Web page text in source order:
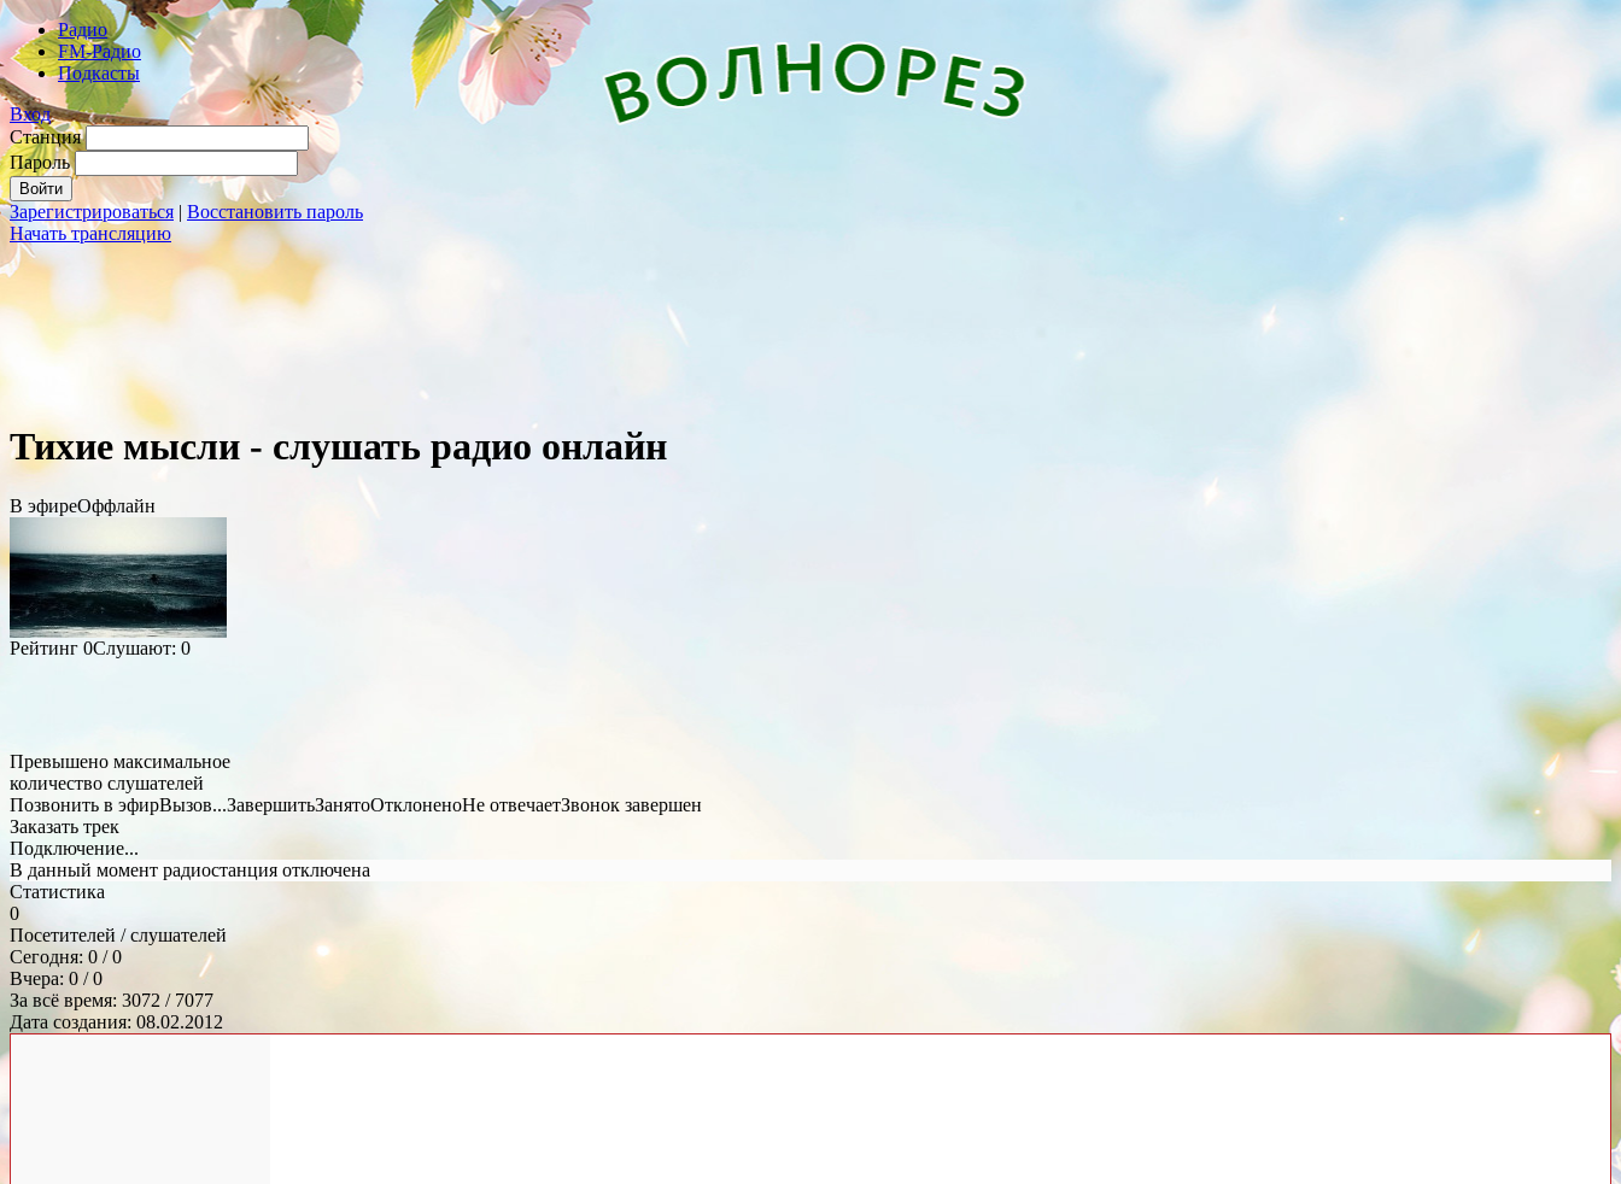
Радио
FM-Радио
Подкасты
Вход
Станция
Пароль
Зарегистрироваться | Восстановить пароль
Начать трансляцию
Тихие мысли - слушать радио онлайн
В эфиреОффлайн
Рейтинг 0Слушают: 0
Превышено максимальное
количество слушателей
Позвонить в эфирВызов...ЗавершитьЗанятоОтклоненоНе отвечаетЗвонок завершен
Заказать трек
Подключение...
В данный момент радиостанция отключена
Статистика
0
Посетителей / слушателей
Сегодня: 0 / 0
Вчера: 0 / 0
За всё время: 3072 / 7077
Дата создания: 08.02.2012